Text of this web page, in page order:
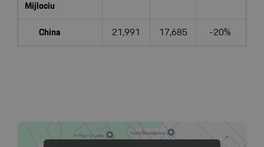
Mijlociu
China
21,991 17,685 -20%